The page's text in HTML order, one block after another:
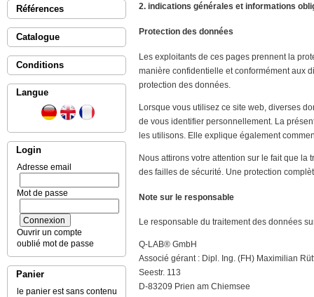
Références
Catalogue
Conditions
Langue
Login
Adresse email
Mot de passe
Ouvrir un compte
oublié mot de passe
Panier
le panier est sans contenu
2. indications générales et informations
Protection des données
Les exploitants de ces pages prennent la
manière confidentielle et conformément aux
protection des données.
Lorsque vous utilisez ce site web, diverses
de vous identifier personnellement. La
les utilisons. Elle explique également
Nous attirons votre attention sur le fait que
des failles de sécurité. Une protection
Note sur le responsable
Le responsable du traitement des données
Q-LAB® GmbH
Associé gérant : Dipl. Ing. (FH) Maximilian
Seestr. 113
D-83209 Prien am Chiemsee